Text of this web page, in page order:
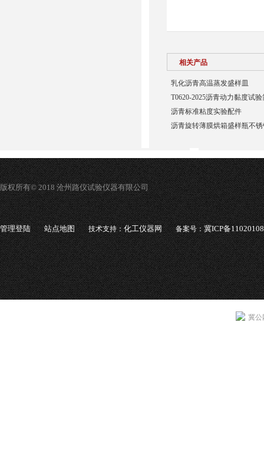
相关产品
乳化沥青高温蒸发盛样皿
T0620-2025沥青动力黏度试
沥青标准粘度实验配件
沥青旋转薄膜烘箱盛样瓶不
版权所有© 2018 沧州路仪试验仪器有限公司
管理登陆 站点地图 技术支持：化工仪器网 备案号：冀ICP备
冀公